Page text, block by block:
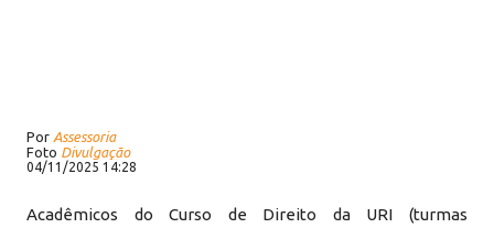
Por Assessoria
Foto Divulgação
04/11/2025 14:28
Acadêmicos do Curso de Direito da URI (turmas